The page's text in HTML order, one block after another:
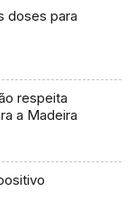
doses para
respeita
a Madeira